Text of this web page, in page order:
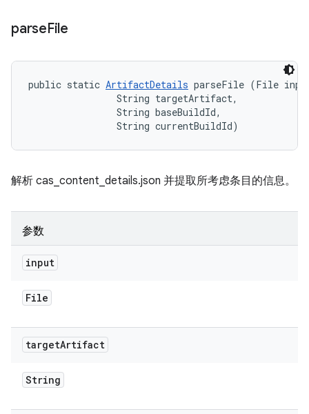
parseFile
public static ArtifactDetails parseFile (File
                String targetArtifact,
                String baseBuildId,
                String currentBuildId)
解析 cas_content_details.json 并提取所考虑条目的信息。
参数
input
File
targetArtifact
String